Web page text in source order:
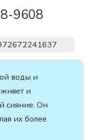
9608
воды и
и
сияние. Он
их более